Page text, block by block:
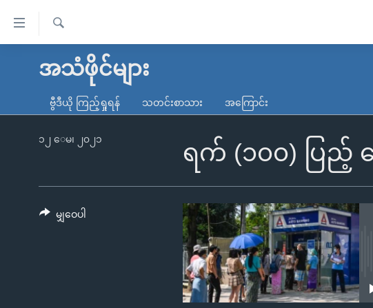
လွယ်ကူ
သည့်
မူလစာမျက်နှာ
ကမ္ဘာ့သတင်းများ
နိုင်ငံတကာ
တရုတ်
အစ္စရေး-ပါလက်စတိုင်း
ရပ်ဝန်းတခု လမ်းတခု အလွန်
အင်္ဂလိပ်စာလေ့လာမယ်
ရ
အသံဖိုင်များ
ဗွီဒီယို ကြည့်ရှုရန် သတင်းစာသား အကြောင်း
ရက် (၁၀၀) ပြည့်
၁၂ ေမ၊ ၂၀၂၁
မျှဝေပါ